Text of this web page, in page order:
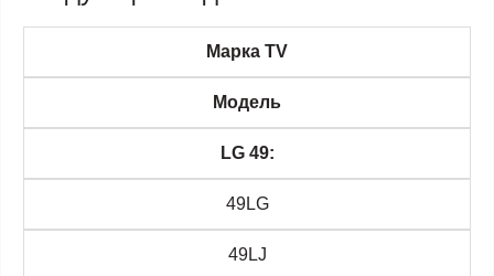
Марка TV
Модель
LG 49:
49LG
49LJ